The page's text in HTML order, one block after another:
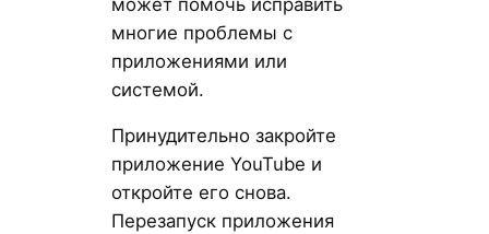
многие проблемы с
приложениями или
системой.
Принудительно закройте
приложение YouTube и
откройте его снова.
Перезапуск приложения